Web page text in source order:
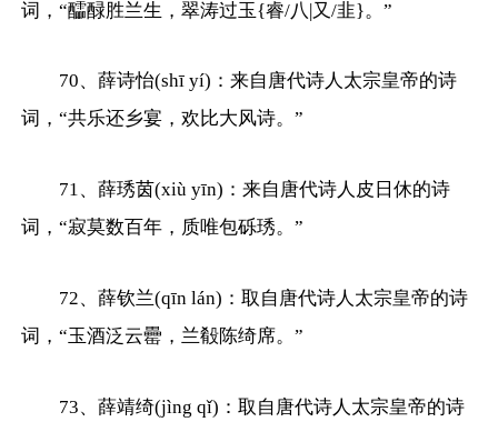
词，“醽醁胜兰生，翠涛过玉{睿/八|又/韭}。”
70、薛诗怡(shī yí)：来自唐代诗人太宗皇帝的诗
词，“共乐还乡宴，欢比大风诗。”
71、薛琇茵(xiù yīn)：来自唐代诗人皮日休的诗
词，“寂莫数百年，质唯包砾琇。”
72、薛钦兰(qīn lán)：取自唐代诗人太宗皇帝的诗
词，“玉酒泛云罍，兰殽陈绮席。”
73、薛靖绮(jìng qǐ)：取自唐代诗人太宗皇帝的诗